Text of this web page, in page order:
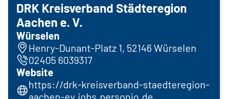
DRK Kreisverband Städteregion
Aachen e. V.
Würselen
Henry-Dunant-Platz 1, 52146 Würselen
02405 6039317
Website
https://drk-kreisverband-staedteregion-